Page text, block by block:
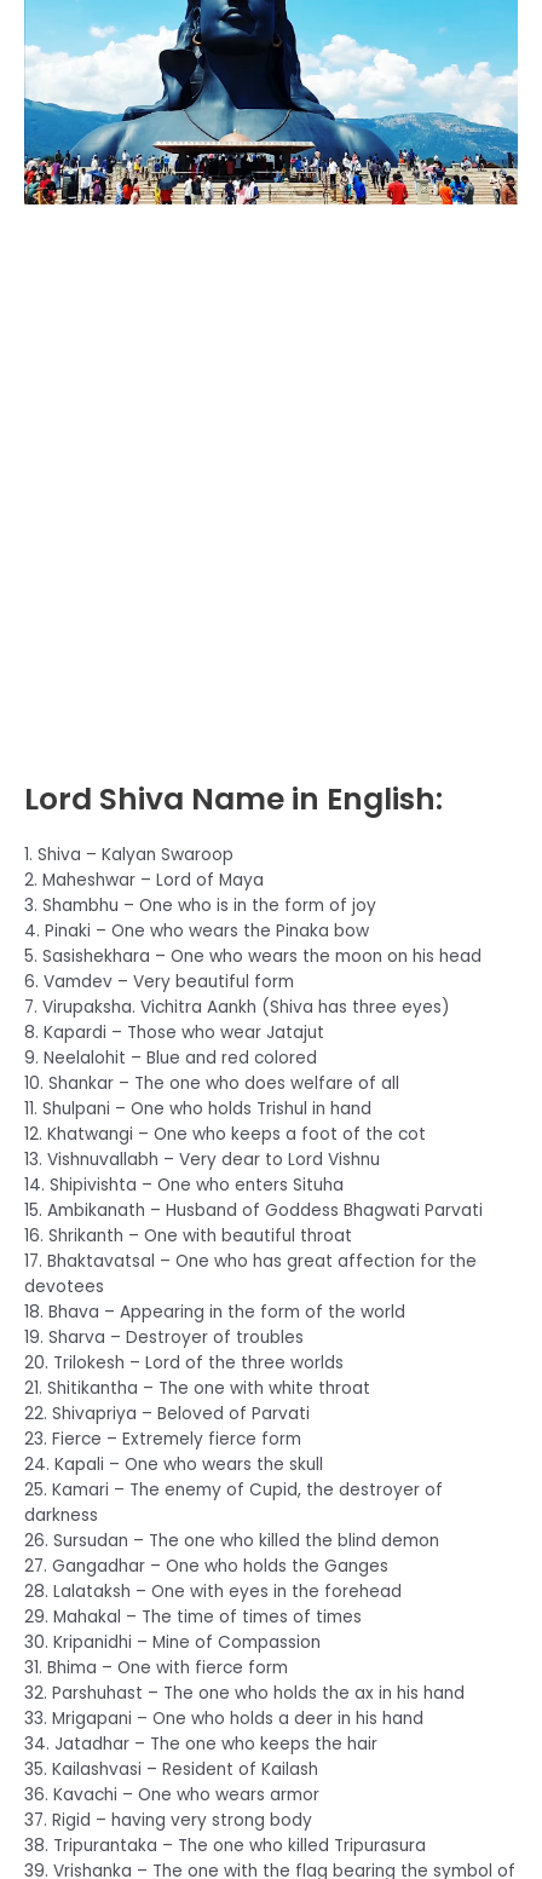
Lord Shiva Name in English:
1. Shiva – Kalyan Swaroop
2. Maheshwar – Lord of Maya
3. Shambhu – One who is in the form of joy
4. Pinaki – One who wears the Pinaka bow
5. Sasishekhara – One who wears the moon on his head
6. Vamdev – Very beautiful form
7. Virupaksha. Vichitra Aankh (Shiva has three eyes)
8. Kapardi – Those who wear Jatajut
9. Neelalohit – Blue and red colored
10. Shankar – The one who does welfare of all
11. Shulpani – One who holds Trishul in hand
12. Khatwangi – One who keeps a foot of the cot
13. Vishnuvallabh – Very dear to Lord Vishnu
14. Shipivishta – One who enters Situha
15. Ambikanath – Husband of Goddess Bhagwati Parvati
16. Shrikanth – One with beautiful throat
17. Bhaktavatsal – One who has great affection for the
devotees
18. Bhava – Appearing in the form of the world
19. Sharva – Destroyer of troubles
20. Trilokesh – Lord of the three worlds
21. Shitikantha – The one with white throat
22. Shivapriya – Beloved of Parvati
23. Fierce – Extremely fierce form
24. Kapali – One who wears the skull
25. Kamari – The enemy of Cupid, the destroyer of
darkness
26. Sursudan – The one who killed the blind demon
27. Gangadhar – One who holds the Ganges
28. Lalataksh – One with eyes in the forehead
29. Mahakal – The time of times of times
30. Kripanidhi – Mine of Compassion
31. Bhima – One with fierce form
32. Parshuhast – The one who holds the ax in his hand
33. Mrigapani – One who holds a deer in his hand
34. Jatadhar – The one who keeps the hair
35. Kailashvasi – Resident of Kailash
36. Kavachi – One who wears armor
37. Rigid – having very strong body
38. Tripurantaka – The one who killed Tripurasura
39. Vrishanka – The one with the flag bearing the symbol of